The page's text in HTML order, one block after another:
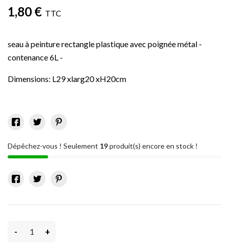
1,80 € TTC
seau à peinture rectangle plastique avec poignée métal -
contenance 6L -
Dimensions: L29 xlarg20 xH20cm
Dépêchez-vous ! Seulement 19produit(s) encore en stock !
- +